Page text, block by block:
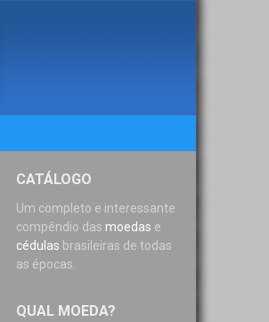
CATÁLOGO
Um completo e interessante
compêndio das moedas e
cédulas brasileiras de todas
as épocas.
QUAL MOEDA?